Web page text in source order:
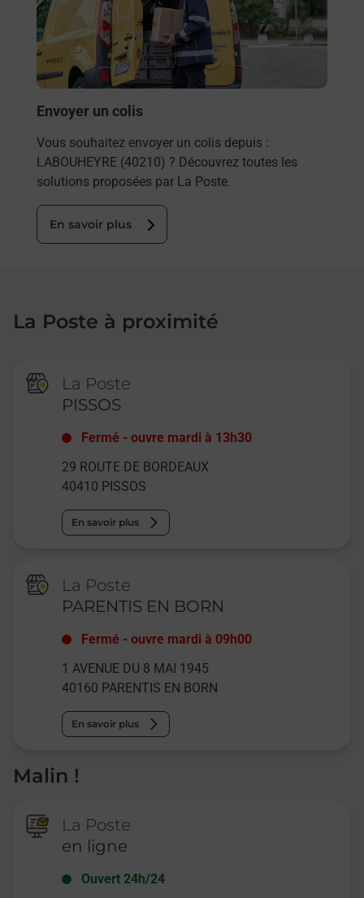
Envoyer un colis
Vous souhaitez envoyer un colis depuis :
LABOUHEYRE (40210) ? Découvrez toutes les
solutions proposées par La Poste.
En savoir plus
La Poste à proximité
La Poste
PISSOS
Fermé -ouvre mardi à 13h30
29 ROUTE DE BORDEAUX
40410 PISSOS
En savoir plus
La Poste
PARENTIS EN BORN
Fermé -ouvre mardi à 09h00
1 AVENUE DU 8 MAI 1945
40160 PARENTIS EN BORN
En savoir plus
Malin !
La Poste
en ligne
Ouvert 24h/24